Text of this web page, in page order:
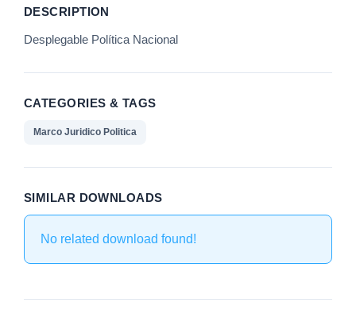
DESCRIPTION
Desplegable Política Nacional
CATEGORIES & TAGS
Marco Juridico Politica
SIMILAR DOWNLOADS
No related download found!